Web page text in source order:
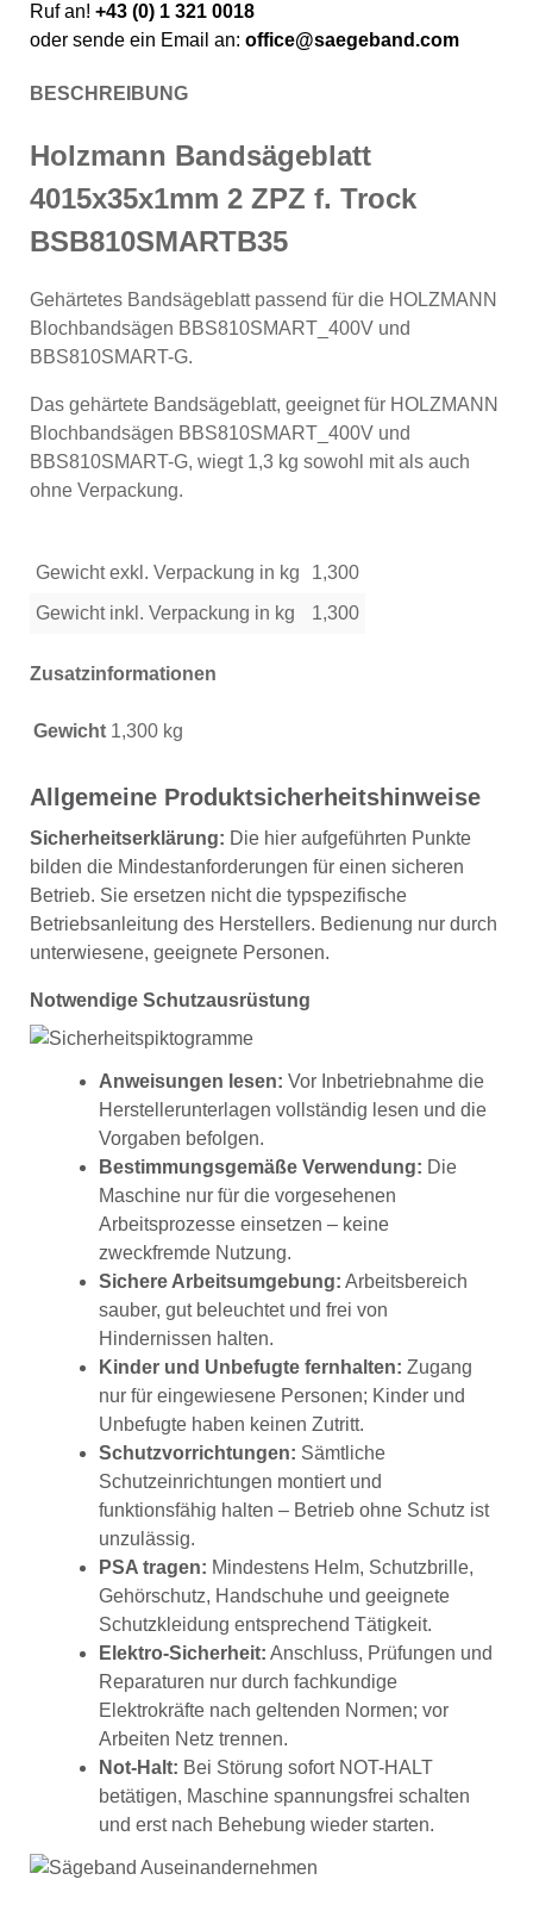
Ruf an! +43 (0) 1 321 0018
oder sende ein Email an: office@saegeband.com
BESCHREIBUNG
Holzmann Bandsägeblatt
4015x35x1mm 2 ZPZ f. Trock
BSB810SMARTB35
Gehärtetes Bandsägeblatt passend für die HOLZMANN
Blochbandsägen BBS810SMART_400V und
BBS810SMART-G.
Das gehärtete Bandsägeblatt, geeignet für HOLZMANN
Blochbandsägen BBS810SMART_400V und
BBS810SMART-G, wiegt 1,3 kg sowohl mit als auch
ohne Verpackung.
Gewicht exkl. Verpackung in kg
1,300
Gewicht inkl. Verpackung in kg
1,300
Zusatzinformationen
Gewicht 1,300 kg
Allgemeine Produktsicherheitshinweise
Sicherheitserklärung: Die hier aufgeführten Punkte
bilden die Mindestanforderungen für einen sicheren
Betrieb. Sie ersetzen nicht die typspezifische
Betriebsanleitung des Herstellers. Bedienung nur durch
unterwiesene, geeignete Personen.
Notwendige Schutzausrüstung
Anweisungen lesen: Vor Inbetriebnahme die
Herstellerunterlagen vollständig lesen und die
Vorgaben befolgen.
Bestimmungsgemäße Verwendung: Die
Maschine nur für die vorgesehenen
Arbeitsprozesse einsetzen – keine
zweckfremde Nutzung.
Sichere Arbeitsumgebung: Arbeitsbereich
sauber, gut beleuchtet und frei von
Hindernissen halten.
Kinder und Unbefugte fernhalten: Zugang
nur für eingewiesene Personen; Kinder und
Unbefugte haben keinen Zutritt.
Schutzvorrichtungen: Sämtliche
Schutzeinrichtungen montiert und
funktionsfähig halten – Betrieb ohne Schutz ist
unzulässig.
PSA tragen: Mindestens Helm, Schutzbrille,
Gehörschutz, Handschuhe und geeignete
Schutzkleidung entsprechend Tätigkeit.
Elektro-Sicherheit: Anschluss, Prüfungen und
Reparaturen nur durch fachkundige
Elektrokräfte nach geltenden Normen; vor
Arbeiten Netz trennen.
Not-Halt: Bei Störung sofort NOT-HALT
betätigen, Maschine spannungsfrei schalten
und erst nach Behebung wieder starten.